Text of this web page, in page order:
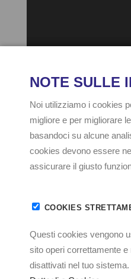
INDIA propone formulati